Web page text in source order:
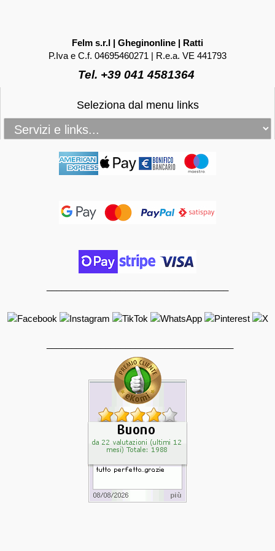
Felm s.r.l | Gheginonline | Ratti
P.Iva e C.f. 04695460271 | R.e.a. VE 441793
Tel. +39 041 4581364
Seleziona dal menu links